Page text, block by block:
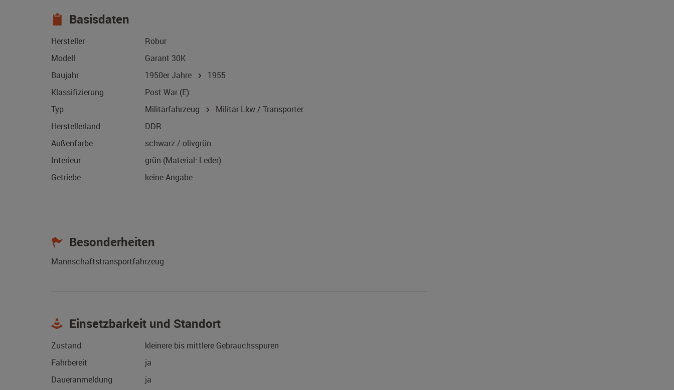
Basisdaten
Hersteller
Robur
Modell
Garant 30K
Baujahr
1950er Jahre
1955
Klassifizierung
Post War (E)
Typ
Militärfahrzeug
Militär Lkw / Transporter
Herstellerland
DDR
Außenfarbe
schwarz / olivgrün
Interieur
grün (Material: Leder)
Getriebe
keine Angabe
Besonderheiten
Mannschaftstransportfahrzeug
Einsetzbarkeit und Standort
Zustand
kleinere bis mittlere Gebrauchsspuren
Fahrbereit
ja
Daueranmeldung
ja